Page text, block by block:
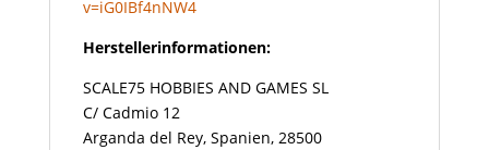
v=iG0IBf4nNW4
Herstellerinformationen:
SCALE75 HOBBIES AND GAMES SL
C/ Cadmio 12
Arganda del Rey, Spanien, 28500